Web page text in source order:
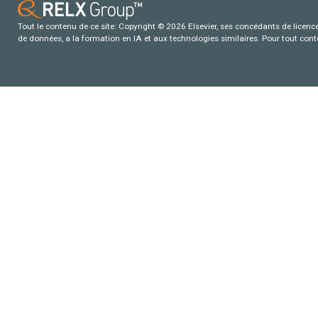
Tout le contenu de ce site: Copyright © 2026 Elsevier, ses concédants de
de données, a la formation en IA et aux technologies similaires. Pour tout